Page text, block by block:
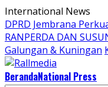
Langsung
ke
konten
International News
DPRD Jembrana
RANPERDA DAN
Galungan & Kuningan
BerandaNational Press